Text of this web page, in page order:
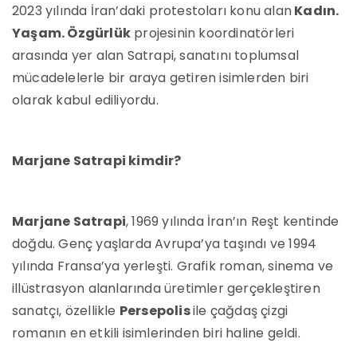
2023 yılında İran’daki protestoları konu alanKadın.
Yaşam. Özgürlük projesinin koordinatörleri
arasında yer alan Satrapi, sanatını toplumsal
mücadelelerle bir araya getiren isimlerden biri
olarak kabul ediliyordu.
Marjane Satrapi kimdir?
Marjane Satrapi, 1969 yılında İran’ın Reşt kentinde
doğdu. Genç yaşlarda Avrupa’ya taşındı ve 1994
yılında Fransa’ya yerleşti. Grafik roman, sinema ve
illüstrasyon alanlarında üretimler gerçekleştiren
sanatçı, özellikle Persepolisile çağdaş çizgi
romanın en etkili isimlerinden biri haline geldi.